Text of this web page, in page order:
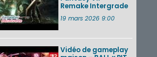
Remake Intergrade
19 mars 2026 9:00
Vidéo de gameplay